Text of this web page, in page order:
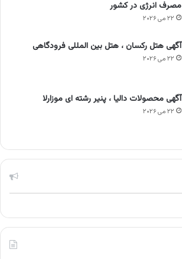
مصرف انرژی در کشور
۲۲ می ۲۰۲۶
آگهی هتل رکسان ، هتل بین المللی فرودگاهی
۲۲ می ۲۰۲۶
آگهی محصولات دالیا ، پنیر رشته ای موزارلا
۲۲ می ۲۰۲۶